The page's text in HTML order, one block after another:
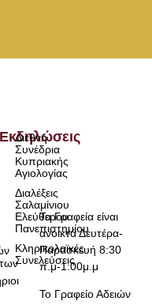
Τα Γραφεία είναι
ανοικτά Δευτέρα-
Παρασκευή 8:30
π.μ-1:00μ.μ
Το Γραφείο Αδειών
Εκδηλώσεις
Διεθνή
Συνέδρια
Κυπριακής
Αγιολογίας
Διαλέξεις
Σαλαμίνιου
Ελεύθερου
Πανεπιστημίου
Κληρικολαϊκές
Συνελεύσεις